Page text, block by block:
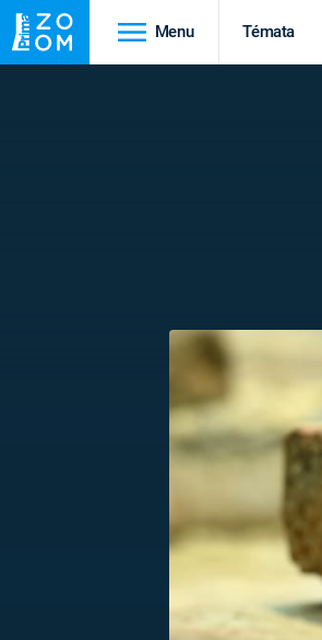
Menu Témata